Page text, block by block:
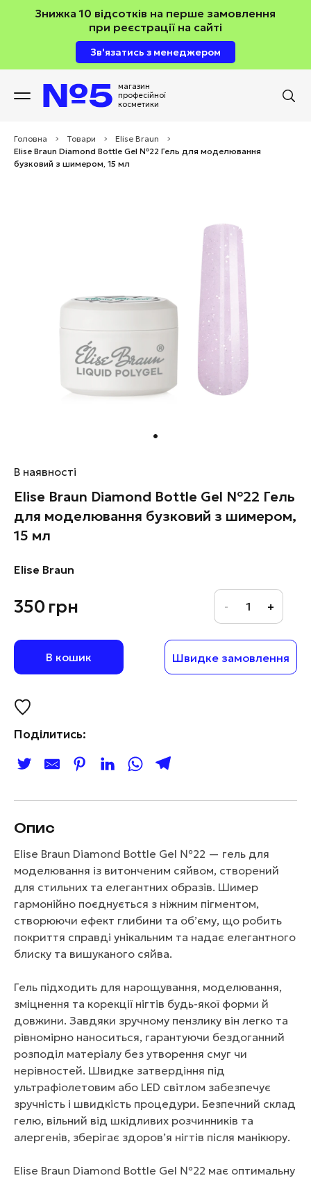
Знижка 10 відсотків на перше замовлення
при реєстрації на сайті
Зв'язатись з менеджером
магазин
професійної
косметики
Головна > Товари > Elise Braun
>
Elise Braun Diamond Bottle Gel №22 Гель для моделювання
бузковий з шимером, 15 мл
В наявності
Elise Braun Diamond Bottle Gel №22 Гель
для моделювання бузковий з шимером,
15 мл
Elise Braun
350грн
В кошик Швидке замовлення
Поділитись:
Опис
Elise Braun Diamond Bottle Gel №22 — гель для
моделювання із витонченим сяйвом, створений
для стильних та елегантних образів. Шимер
гармонійно поєднується з ніжним пігментом,
створюючи ефект глибини та об’єму, що робить
покриття справді унікальним та надає елегантного
блиску та вишуканого сяйва.
Гель підходить для нарощування, моделювання,
зміцнення та корекції нігтів будь-якої форми й
довжини. Завдяки зручному пензлику він легко та
рівномірно наноситься, гарантуючи бездоганний
розподіл матеріалу без утворення смуг чи
нерівностей. Швидке затвердіння під
ультрафіолетовим або LED світлом забезпечує
зручність і швидкість процедури. Безпечний склад
гелю, вільний від шкідливих розчинників та
алергенів, зберігає здоров’я нігтів після манікюру.
Elise Braun Diamond Bottle Gel №22 має оптимальну